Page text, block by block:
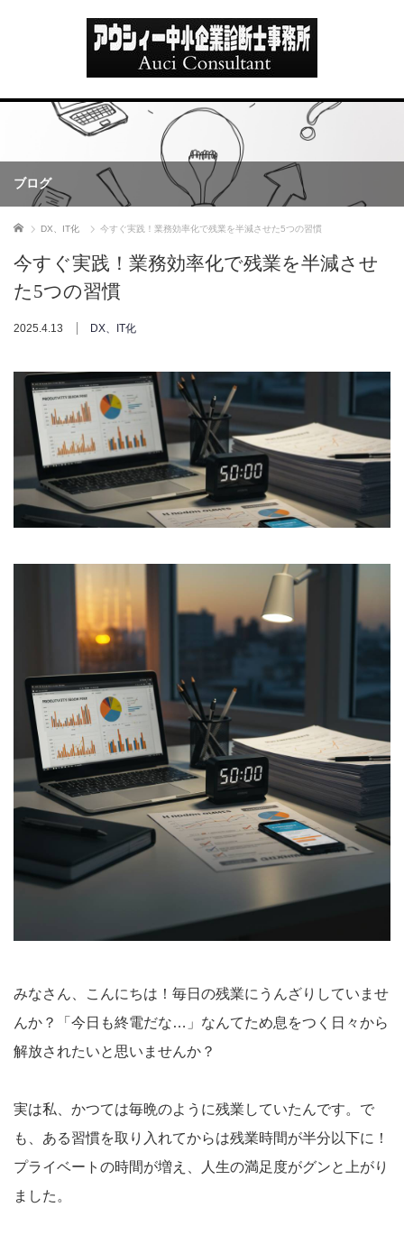
ブログ
ホーム DX、IT化 今すぐ実践！業務効率化で残業を半減させた5つの習慣
今すぐ実践！業務効率化で残業を半減させ
た5つの習慣
2025.4.13 DX、IT化
みなさん、こんにちは！毎日の残業にうんざりしていませ
んか？「今日も終電だな…」なんてため息をつく日々から
解放されたいと思いませんか？
実は私、かつては毎晩のように残業していたんです。で
も、ある習慣を取り入れてからは残業時間が半分以下に！
プライベートの時間が増え、人生の満足度がグンと上がり
ました。